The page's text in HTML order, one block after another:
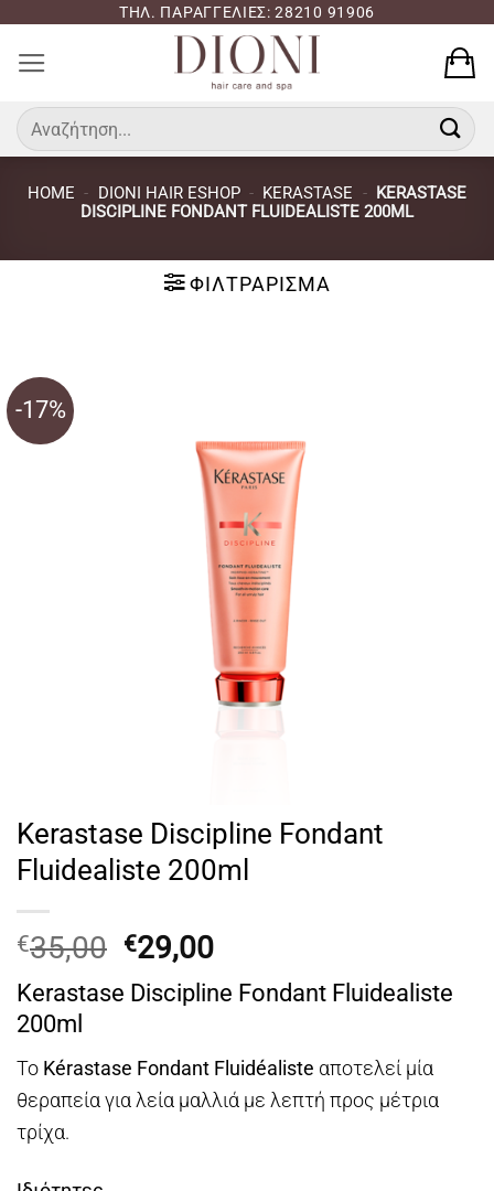
περιεχόμενο
ΤΗΛ. ΠΑΡΑΓΓΕΛΙΕΣ: 28210 91906
Αναζήτηση
για:
HOME - DIONI HAIR ESHOP - KERASTASE - KERASTASE
DISCIPLINE FONDANT FLUIDEALISTE 200ML
ΦΙΛΤΡΆΡΙΣΜΑ
-17%
Kerastase Discipline Fondant
Fluidealiste 200ml
€35,00 Original
price
was:
€29,00Η
τρέχουσα
τιμή
€29,00.
Kerastase Discipline Fondant Fluidealiste
200ml
Το Kérastase Fondant Fluidéaliste αποτελεί μία
θεραπεία για λεία μαλλιά με λεπτή προς μέτρια
τρίχα.